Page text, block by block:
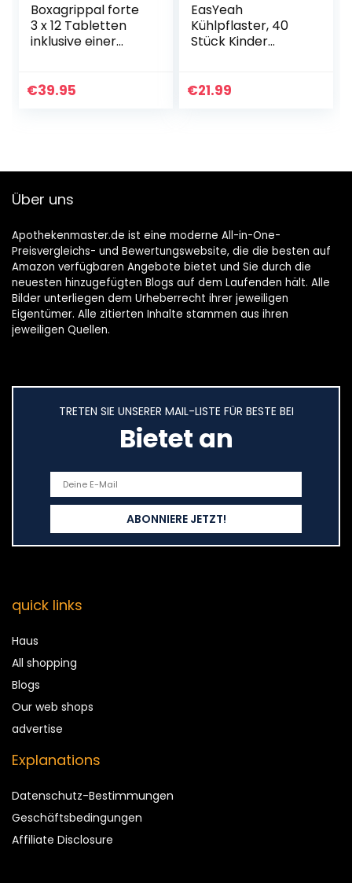
Boxagrippal forte
3 x 12 Tabletten
inklusive einer
Apotheken-
€39.95
EasYeah
Kühlpflaster, 40
Stück Kinder
Fieberbeschwerde
€21.99
Über uns
Apothekenmaster.de ist eine moderne All-in-One-
Preisvergleichs- und Bewertungswebsite, die die besten auf
Amazon verfügbaren Angebote bietet und Sie durch die
neuesten hinzugefügten Blogs auf dem Laufenden hält. Alle
Bilder unterliegen dem Urheberrecht ihrer jeweiligen
Eigentümer. Alle zitierten Inhalte stammen aus ihren
jeweiligen Quellen.
TRETEN SIE UNSERER MAIL-LISTE FÜR BESTE BEI
Bietet an
quick links
Haus
All shopping
Blogs
Our web shops
advertise
Explanations
Datenschutz-Bestimmungen
Geschäftsbedingungen
Affiliate Disclosure